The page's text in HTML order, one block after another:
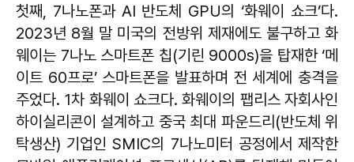
첫째, 7나노폰과 AI 반도체 GPU의 ‘화웨이 쇼크’다.
2023년 8월 말 미국의 전방위 제재에도 불구하고 화
웨이는 7나노 스마트폰 칩(기린 9000s)을 탑재한 ‘메
이트 60프로’ 스마트폰을 발표하며 전 세계에 충격을
주었다. 1차 화웨이 쇼크다. 화웨이의 팹리스 자회사인
하이실리콘이 설계하고 중국 최대 파운드리(반도체 위
탁생산) 기업인 SMIC의 7나노미터 공정에서 제작한